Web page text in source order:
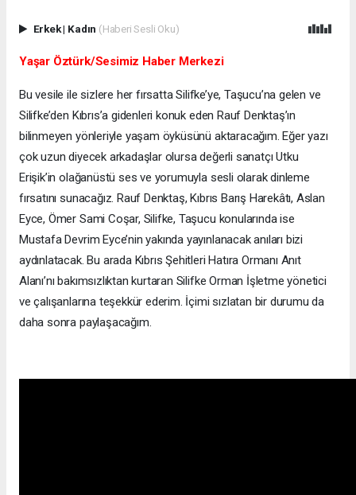
Erkek| Kadın (Haberi Sesli Oku)
Yaşar Öztürk/Sesimiz Haber Merkezi
Bu vesile ile sizlere her fırsatta Silifke’ye, Taşucu’na gelen ve
Silifke’den Kıbrıs’a gidenleri konuk eden Rauf Denktaş’ın
bilinmeyen yönleriyle yaşam öyküsünü aktaracağım. Eğer yazı
çok uzun diyecek arkadaşlar olursa değerli sanatçı Utku
Erişik’in olağanüstü ses ve yorumuyla sesli olarak dinleme
fırsatını sunacağız. Rauf Denktaş, Kıbrıs Barış Harekâtı, Aslan
Eyce, Ömer Sami Coşar, Silifke, Taşucu konularında ise
Mustafa Devrim Eyce’nin yakında yayınlanacak anıları bizi
aydınlatacak. Bu arada Kıbrıs Şehitleri Hatıra Ormanı Anıt
Alanı’nı bakımsızlıktan kurtaran Silifke Orman İşletme yönetici
ve çalışanlarına teşekkür ederim. İçimi sızlatan bir durumu da
daha sonra paylaşacağım.